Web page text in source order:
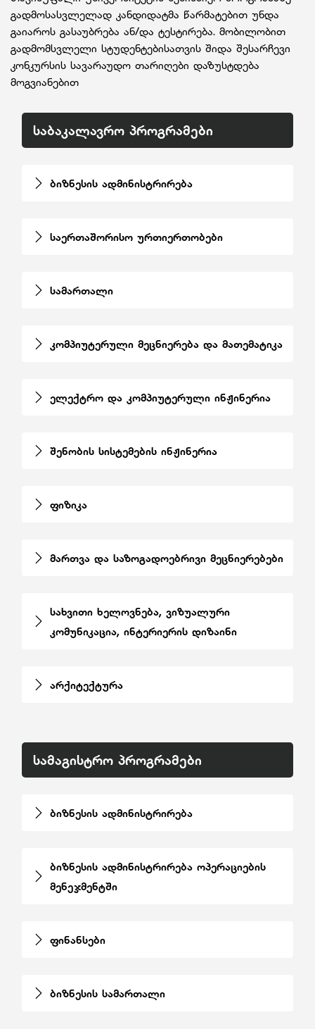
გადმოსასვლელად კანდიდატმა წარმატებით უნდა
გაიაროს გასაუბრება ან/და ტესტირება. მობილობით
გადმომსვლელი სტუდენტებისათვის შიდა შესარჩევი
კონკურსის სავარაუდო თარიღები დაზუსტდება
მოგვიანებით
საბაკალავრო პროგრამები
ბიზნესის ადმინისტრირება
საერთაშორისო ურთიერთობები
სამართალი
კომპიუტერული მეცნიერება და მათემატიკა
ელექტრო და კომპიუტერული ინჟინერია
შენობის სისტემების ინჟინერია
ფიზიკა
მართვა და საზოგადოებრივი მეცნიერებები
სახვითი ხელოვნება, ვიზუალური
კომუნიკაცია, ინტერიერის დიზაინი
არქიტექტურა
სამაგისტრო პროგრამები
ბიზნესის ადმინისტრირება
ბიზნესის ადმინისტრირება ოპერაციების
მენეჯმენტში
ფინანსები
ბიზნესის სამართალი